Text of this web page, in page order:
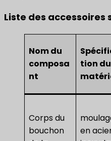
Liste des accessoires
Nom du
composa
nt
tion du
Corps du
bouchon
en